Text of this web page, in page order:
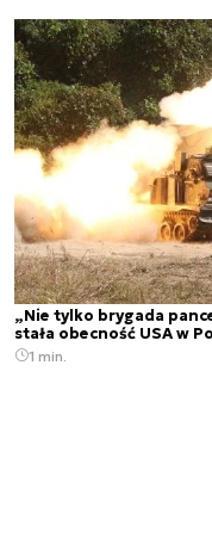
„Nie tylko brygada
stała obecność USA w
1 min.